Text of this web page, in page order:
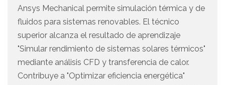
Ansys Mechanical permite simulación térmica y de
fluidos para sistemas renovables. El técnico
superior alcanza el resultado de aprendizaje
"Simular rendimiento de sistemas solares térmicos"
mediante análisis CFD y transferencia de calor.
Contribuye a "Optimizar eficiencia energética"